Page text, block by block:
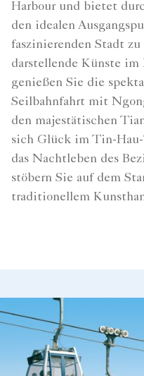
Harbour und bietet
den idealen
faszinierenden Stadt
darstellende Künste
genießen Sie die
Seilbahnfahrt mit
den majestätischen
sich Glück im Tin-
das Nachtleben des
stöbern Sie auf dem
traditionellem